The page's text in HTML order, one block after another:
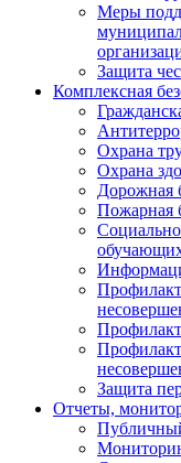
Меры
Защита
Комплексная
Охрана
Охрана
Дорожная
Пожарная
Защита
Отчеты,